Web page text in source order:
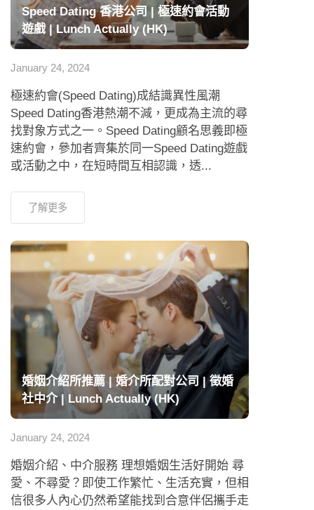
Speed Dating 香港公司 | 極速約會活動
遊戲 | Lunch Actually (HK)
January 24, 2024
極速約會(Speed Dating)成結識異性風潮
Speed Dating香港熱潮不減，更成為主流的尋
找對象方式之一。Speed Dating顧名思義即極
速約會，參加者齊集於同一Speed Dating遊戲
或活動之中，在短時間互相認識，透...
了解更多
婚姻介紹所推薦 | 婚介所配對公司 | 徵婚
社中介 | Lunch Actually (HK)
January 24, 2024
婚姻介紹、中介服務 理想婚姻生活好開始 尋
愛、不尋愛？即使工作繁忙、生活充實，但相
信很多人內心仍然希望能找到合意伴侶攜手走